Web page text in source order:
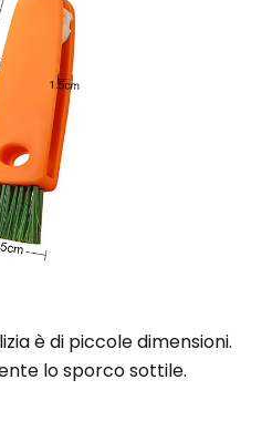
è di piccole dimensioni.
lo sporco sottile.